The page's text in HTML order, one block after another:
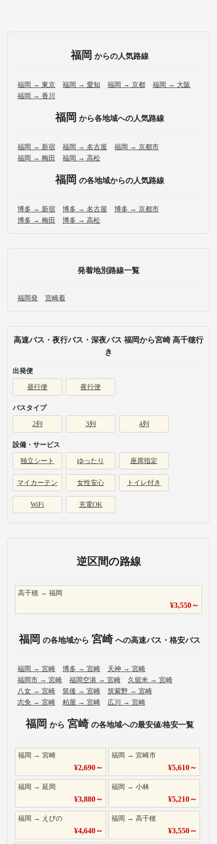
福岡 からの人気路線
福岡 → 東京 福岡 → 愛知 福岡 → 京都
福岡 → 大阪
福岡 → 香川
福岡 から各地域への人気路線
福岡 → 新宿 福岡 → 名古屋
福岡 → 京都市
福岡 → 梅田
福岡 → 高松
福岡 の各地域からの人気路線
博多 → 新宿 博多 → 名古屋
博多 → 京都市
博多 → 梅田
博多 → 高松
発着地別路線一覧
福岡発 宮崎着
高速バス・夜行バス・深夜バス 福岡から宮崎 高千穂行
き
出発便
昼行便 夜行便
バスタイプ
2列 3列 4列
設備・サービス
独立シート ゆったり 座席指定
マイカーテン 女性安心 トイレ付き
WiFi 充電OK
逆区間の路線
高千穂 → 福岡
¥3,550～
福岡 の各地域から 宮崎 への高速バス・格安バス
福岡 → 宮崎 博多 → 宮崎 天神 → 宮崎
福岡市 → 宮崎 福岡空港 → 宮崎 久留米 → 宮崎
八女 → 宮崎 筑後 → 宮崎 筑紫野 → 宮崎
志免 → 宮崎 粕屋 → 宮崎 広川 → 宮崎
福岡 から 宮崎 の各地域への最安値/格安一覧
福岡 → 宮崎
¥2,690～
福岡 →宮崎市
¥5,610～
福岡 → 延岡
¥3,880～
福岡 →小林
¥5,210～
福岡 → えびの
¥4,640～
福岡 →高千穂
¥3,550～